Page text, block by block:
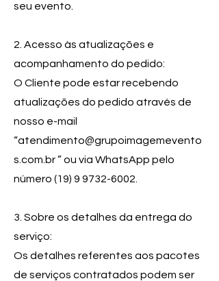
seu evento.
2. Acesso às atualizações e
acompanhamento do pedido:
O Cliente pode estar recebendo
atualizações do pedido através de
nosso e-mail
“atendimento@grupoimagemevento
s.com.br” ou via WhatsApp pelo
número (19) 9 9732-6002
3. Sobre os detalhes da entrega do
serviço:
Os detalhes referentes aos pacotes
de serviços contratados podem ser